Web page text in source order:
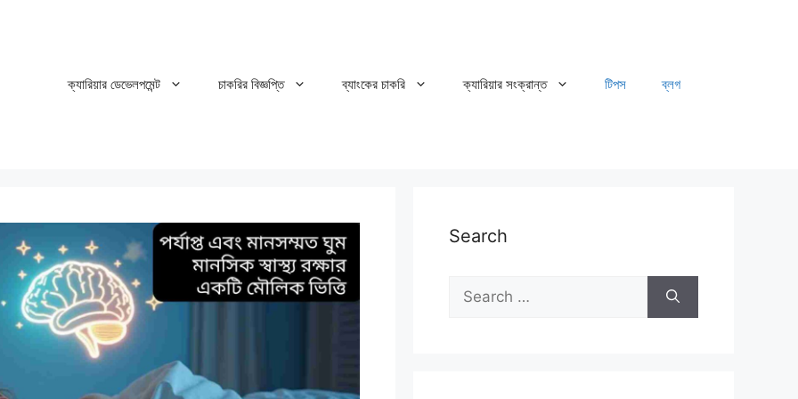
ক্যারিয়ার ডেভেলপমেন্ট চাকরির বিজ্ঞপ্তি ব্যাংকের চাকরি ক্যারিয়ার সংক্রান্ত টিপস ব্লগ
Search
Search
for: